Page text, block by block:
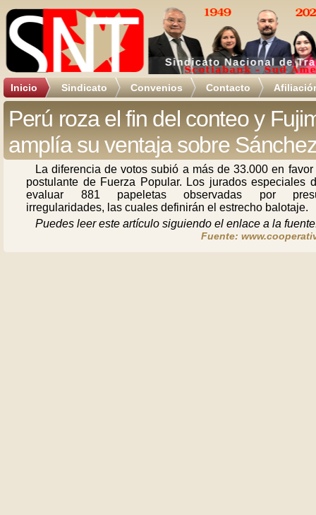
Inicio Sindicato Convenios Contacto
Perú roza el fin del conteo y
amplía su ventaja sobre
La diferencia de votos subió a más de 33.000 en
postulante de Fuerza Popular. Los jurados especiales
evaluar 881 papeletas observadas por
irregularidades, las cuales definirán el estrecho balotaje.
Puedes leer este artículo siguiendo el enlace a la
Fuente: